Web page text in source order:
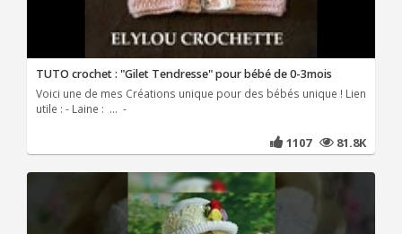
TUTO crochet : "Gilet Tendresse" pour bébé de 0-3mois
Voici une de mes Créations unique pour des bébés unique ! Lien
utile : - Laine : ... -
1107 81.8K